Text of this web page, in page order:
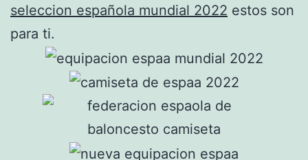
seleccion española mundial 2022 estos son
para ti.